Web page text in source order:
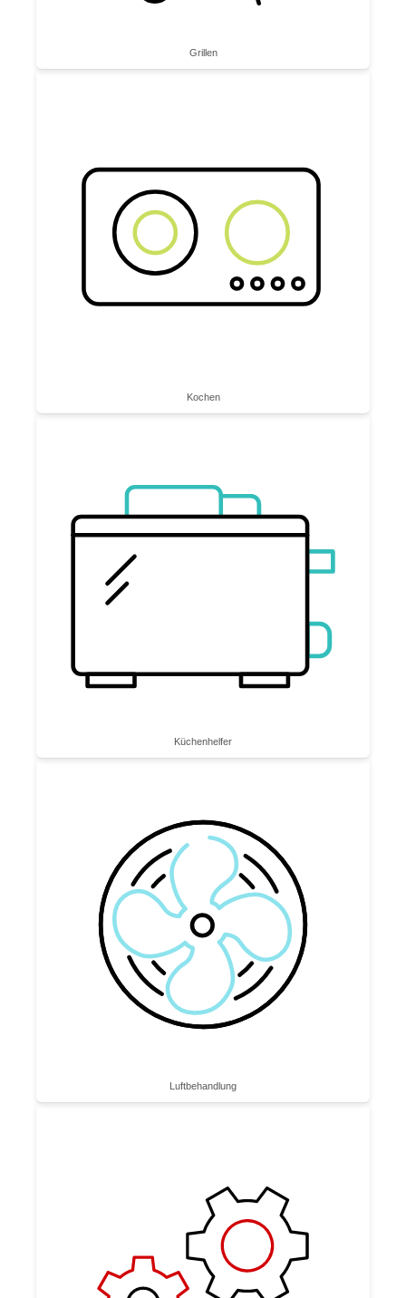
Grillen
Kochen
Küchenhelfer
Luftbe­handlung